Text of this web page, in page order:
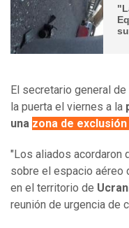
El secretario general de
la puerta el viernes a la
una zona de
"Los aliados acordaron
sobre el espacio aéreo
en el territorio de
reunión de urgencia de